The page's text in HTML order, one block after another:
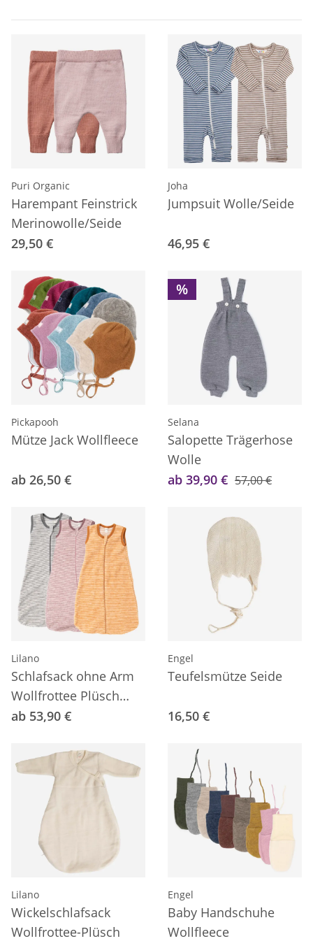
Puri Organic
Harempant Feinstrick
Merinowolle/Seide
29,50 €
Joha
Jumpsuit Wolle/Seide
46,95 €
Pickapooh
Mütze Jack Wollfleece
ab 26,50 €
%
Selana
Salopette Trägerhose
Wolle
ab 39,90 € 57,00 €
Lilano
Schlafsack ohne Arm
Wollfrottee Plüsch
Ringel
ab 53,90 €
Engel
Teufelsmütze Seide
16,50 €
Lilano
Wickelschlafsack
Wollfrottee-Plüsch
Engel
Baby Handschuhe
Wollfleece